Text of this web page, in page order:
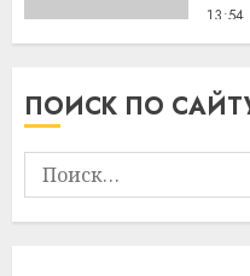
13:54
ПОИСК ПО
Найти: